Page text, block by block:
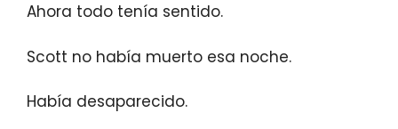
Ahora todo tenía sentido.
Scott no había muerto esa noche.
Había desaparecido.